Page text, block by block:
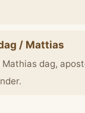
/ Mattias
Mathias dag,